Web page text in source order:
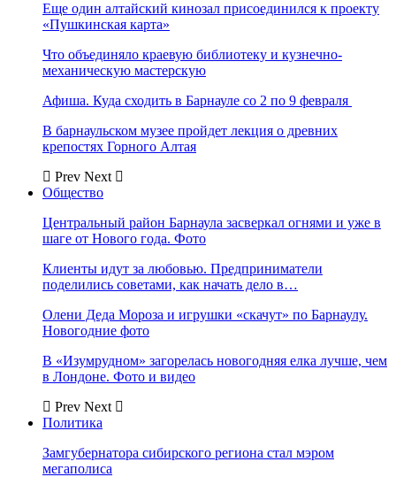
Еще один алтайский кинозал присоединился к проекту
«Пушкинская карта»
Что объединяло краевую библиотеку и кузнечно-
механическую мастерскую
Афиша. Куда сходить в Барнауле со 2 по 9 февраля
В барнаульском музее пройдет лекция о древних
крепостях Горного Алтая
Prev Next
Общество
Центральный район Барнаула засверкал огнями и уже в
шаге от Нового года. Фото
Клиенты идут за любовью. Предприниматели
поделились советами, как начать дело в…
Олени Деда Мороза и игрушки «скачут» по Барнаулу.
Новогодние фото
В «Изумрудном» загорелась новогодняя елка лучше, чем
в Лондоне. Фото и видео
Prev Next
Политика
Замгубернатора сибирского региона стал мэром
мегаполиса